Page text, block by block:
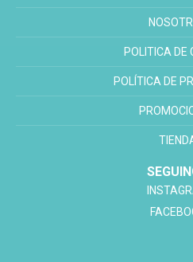
POLITICA DE
POLÍTICA DE